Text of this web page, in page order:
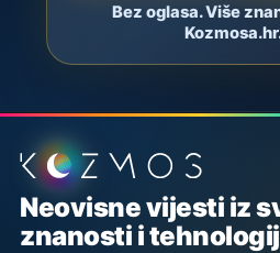
Bez oglasa. Više
Podnožje stranice
Neovisne vijesti iz
znanosti i